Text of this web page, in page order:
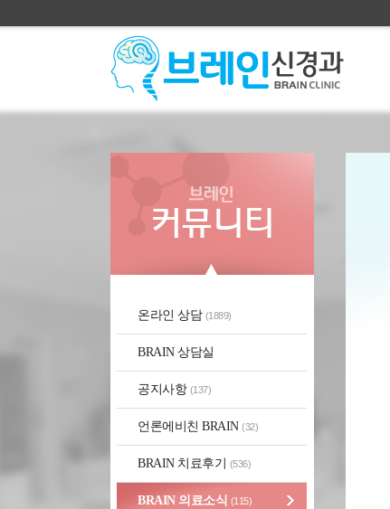
온라인 상담 (1889)
BRAIN 상담실
공지사항 (137)
언론에비친 BRAIN (32)
BRAIN 치료후기 (536)
BRAIN 의료소식 (115)